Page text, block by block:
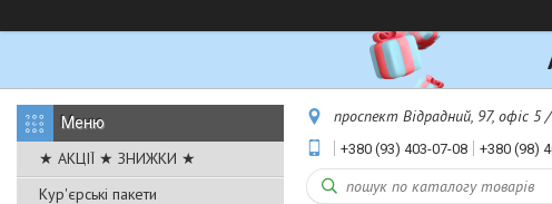
★ АКЦІЇ ★ ЗНИЖКИ ★
Кур'єрські пакети
проспект Відрадний, 97, офіс
+380 (93) 403-07-08 +380 (98)